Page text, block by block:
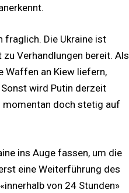
fraglich. Die Ukraine ist
Verhandlungen bereit. Als
Waffen an Kiew liefern,
wird Putin derzeit
momentan doch stetig auf
ins Auge fassen, um die
eine Weiterführung des
von 24 Stunden»